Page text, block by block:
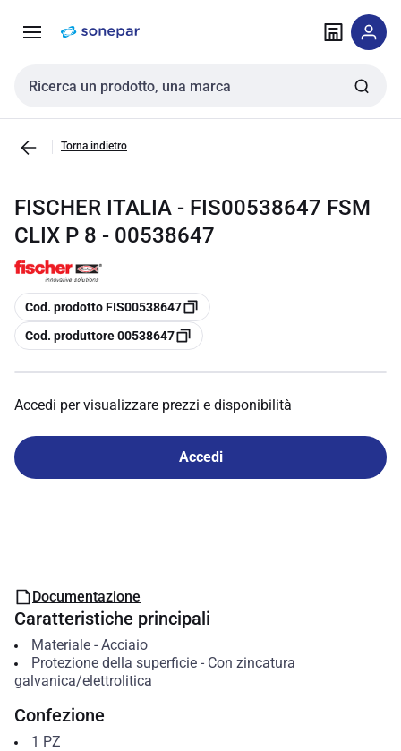
navigazione alla
Cerca input
Torna indietro
FISCHER ITALIA - FIS00538647 FSM
CLIX P 8 - 00538647
copia
Cod. prodotto FIS00538647
copia
Cod. produttore 00538647
Accedi per visualizzare prezzi e disponibilità
Accedi
Documentazione
Caratteristiche principali
Materiale- Acciaio
Protezione della superficie- Con zincatura
galvanica/elettrolitica
Confezione
1 PZ